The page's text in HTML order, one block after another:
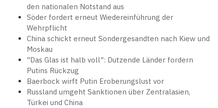
den nationalen Notstand aus
Söder fordert erneut Wiedereinführung der
Wehrpflicht
China schickt erneut Sondergesandten nach Kiew und
Moskau
"Das Glas ist halb voll": Dutzende Länder fordern
Putins Rückzug
Baerbock wirft Putin Eroberungslust vor
Russland umgeht Sanktionen über Zentralasien,
Türkei und China